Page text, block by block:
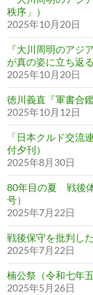
秩序」）
2025年10月20日
『大川周明のアジ
が真の姿に立ち返
2025年10月20日
徳川義直『軍書合
2025年10月12日
「日本クルド交流
付夕刊）
2025年8月30日
80年目の夏 戦後
号）
2025年7月22日
戦後保守を批判し
2025年7月22日
楠公祭（令和七年
2025年5月26日